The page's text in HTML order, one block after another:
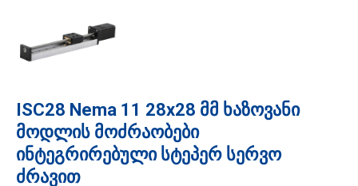
ISC28 Nema 11 28x28 მმ ხაზოვანი
მოდლის მოძრაობები
ინტეგრირებული სტეპერ სერვო
ძრავით